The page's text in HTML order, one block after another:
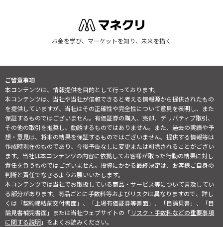
お金を学び、マーケットを知り、未来を描く
ご留意事項
本コンテンツは、情報提供を目的として行っております。
本コンテンツは、当社や当社が信頼できると考える情報源から提供されたもの
を提供していますが、当社はその正確性や完全性について意見を表明し、また
保証するものではございません。有価証券の購入、売却、デリバティブ取引、
その他の取引を推奨し、勧誘するものではありません。また、過去の実績や予
想・意見は、将来の結果を保証するものではございません。提供する情報等は
作成時現在のものであり、今後予告なしに変更または削除されることがござい
ます。当社は本コンテンツの内容に依拠してお客様が取った行動の結果に対し
責任を負うものではございません。投資にかかる最終決定は、お客様ご自身の
判断と責任でなさるようお願いいたします。
本コンテンツでは当社でお取扱している商品・サービス等について言及してい
る部分があります。商品ごとに手数料等およびリスクは異なりますので、詳し
くは「契約締結前交付書面」、「上場有価証券等書面」、「目論見書」、「目
論見書補完書面」または当社ウェブサイトの「リスク・手数料などの重要事項
に関する説明」をよくお読みください。